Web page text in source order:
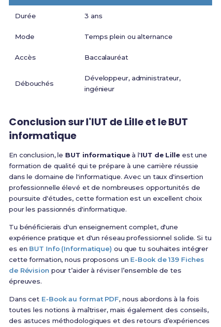
Durée 3 ans
Mode Temps plein ou alternance
Accès Baccalauréat
Débouchés
Développeur, administrateur,
ingénieur
Conclusion sur l'IUT de Lille et le BUT
informatique
En conclusion, le BUT informatiqueà l'IUT de Lilleest une
formation de qualité qui te prépare à une carrière réussie
dans le domaine de l'informatique. Avec un taux d'insertion
professionnelle élevé et de nombreuses opportunités de
poursuite d'études, cette formation est un excellent choix
pour les passionnés d'informatique.
Tu bénéficierais d'un enseignement complet, d'une
expérience pratique et d'un réseau professionnel solide. Si tu
es en BUT Info (Informatique) ou que tu souhaites intégrer
cette formation, nous proposons un E-Book de 139 Fiches
de Révision pour t’aider à réviser l’ensemble de tes
épreuves.
Dans cet E-Book au format PDF, nous abordons à la fois
toutes les notions à maîtriser, mais également des conseils,
des astuces méthodologiques et des retours d’expériences